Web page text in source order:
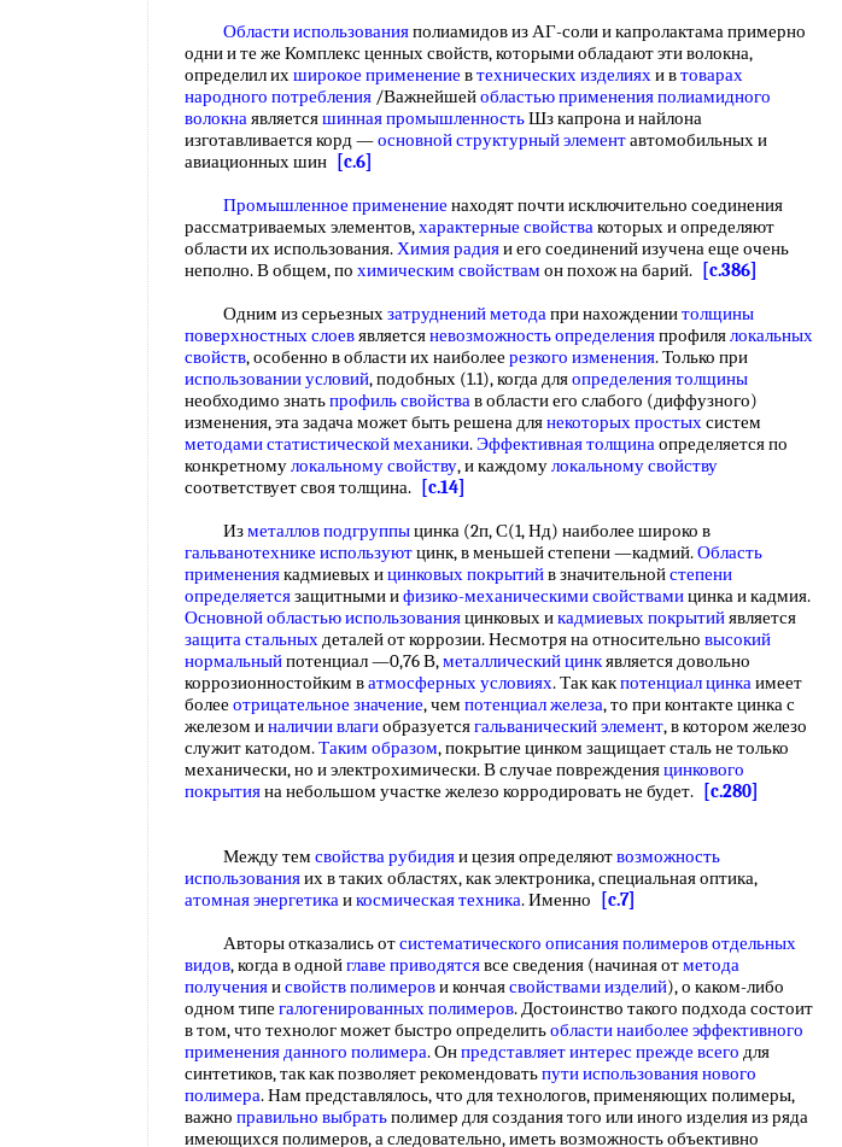
Области использованияполиамидов из АГ-соли и капролактама примерно
одни и те же Комплекс ценных свойств, которыми обладают эти волокна,
определил ихширокое применение втехнических изделияхи втоварах
народного потребления /Важнейшейобластью применения полиамидного
волокнаявляетсяшинная промышленностьШз капрона и найлона
изготавливается корд —основной структурный элементавтомобильных и
авиационных шин
[c.6]
Промышленное применение находят почти исключительно соединения
рассматриваемых элементов,характерные свойствакоторых и определяют
области их использования.Химия радияи его соединений изучена еще очень
неполно. В общем, по химическим свойствам он похож на барий.
[c.386]
Одним из серьезныхзатруднений методапри нахождениитолщины
поверхностных слоевявляетсяневозможность определенияпрофилялокальных
свойств, особенно в области их наиболее резкого изменения. Только при
использовании условий, подобных (1.1), когда дляопределения толщины
необходимо знатьпрофиль свойствав области его слабого (диффузного)
изменения, эта задача может быть решена длянекоторых простыхсистем
методами статистической механики.Эффективная толщинаопределяется по
конкретномулокальному свойству, и каждомулокальному свойству
соответствует своя толщина.
[c.14]
Изметаллов подгруппыцинка (2п, С(1, Нд) наиболее широко в
гальванотехнике используютцинк, в меньшей степени —кадмий.Область
применениякадмиевых ицинковых покрытийв значительнойстепени
определяетсязащитными ифизико-механическими свойствамицинка и кадмия.
Основной областью использованияцинковых икадмиевых покрытийявляется
защита стальныхдеталей от коррозии. Несмотря на относительно высокий
нормальныйпотенциал —0,76 В,металлический цинкявляется довольно
коррозионностойким ватмосферных условиях. Так какпотенциал цинкаимеет
более отрицательное значение, чем потенциал железа, то при контакте цинка с
железом иналичии влагиобразуетсягальванический элемент, в котором железо
служит катодом.Таким образом, покрытие цинком защищает сталь не только
механически, но и электрохимически. В случае поврежденияцинкового
покрытияна небольшом участке железо корродировать не будет. [c.280]
Между тем свойства рубидияи цезия определяютвозможность
использованияих в таких областях, как электроника, специальная оптика,
атомная энергетикаикосмическая техника. Именно
[c.7]
Авторы отказались отсистематического описанияполимеров отдельных
видов, когда в однойглаве приводятсявсе сведения (начиная отметода
полученияисвойств полимерови кончаясвойствами изделий), о каком-либо
одном типе галогенированных полимеров. Достоинство такого подхода состоит
в том, что технолог может быстро определитьобласти наиболее эффективного
примененияданного полимера. Онпредставляет интереспрежде всего для
синтетиков, так как позволяет рекомендоватьпути использованиянового
полимера. Нам представлялось, что для технологов, применяющих полимеры,
важно правильно выбратьполимер для создания того или иного изделия из ряда
имеющихся полимеров, а следовательно, иметь возможность объективно